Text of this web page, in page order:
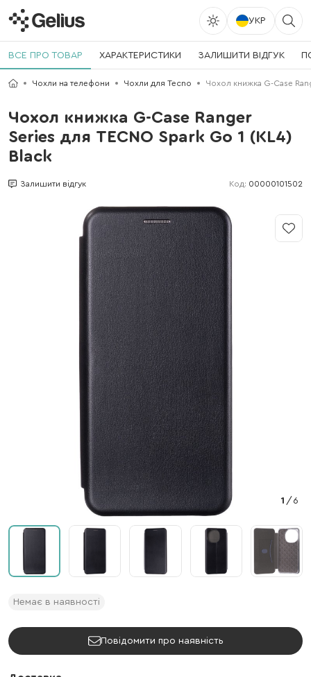
УКР
ВСЕ ПРО ТОВАР ХАРАКТЕРИСТИКИ ЗАЛИШИТИ ВІДГУК
Чохли на телефони Чохли для Tecno Чохол книжка G-Case
Чохол книжка G-Case Ranger
Series для TECNO Spark Go 1 (KL4)
Black
Залишити відгук Код: 00000101502
1 / 6
Немає в наявності
Повідомити про наявність